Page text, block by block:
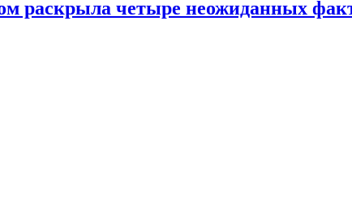
раскрыла четыре неожиданных